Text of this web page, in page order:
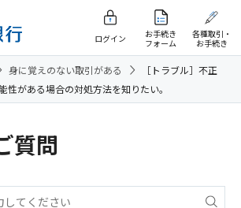
ログイン
お手続き
フォーム
各種取引・
お手続き
身に覚えのない取引がある
［トラブル］不正
性がある場合の対処方法を知りたい。
質問